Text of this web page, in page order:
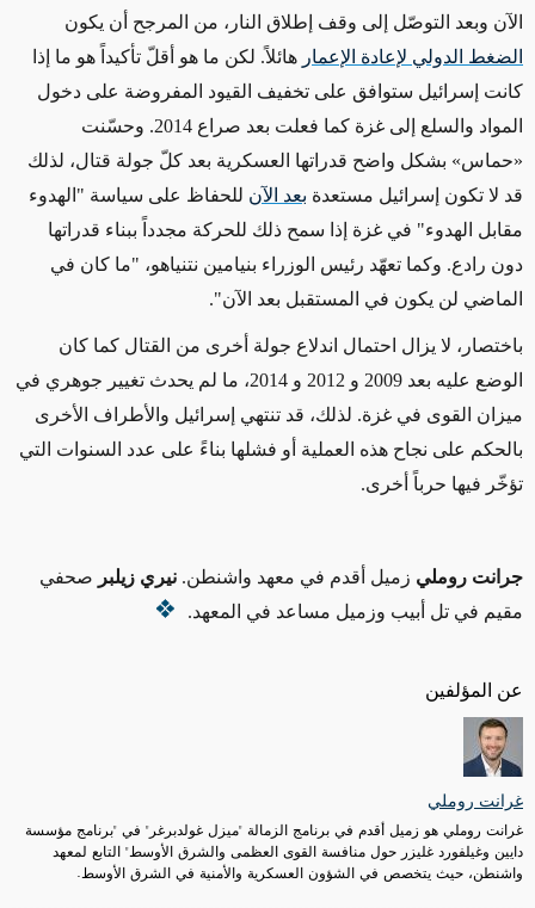
عن المؤلفين
غرانت روملي
غرانت روملي هو زميل أقدم في برنامج الزمالة "ميزل غولدبرغر" في "برنامج مؤسسة
دايين وغيلفورد غليزر حول منافسة القوى العظمى والشرق الأوسط" التابع لمعهد
واشنطن، حيث يتخصص في الشؤون العسكرية والأمنية في الشرق الأوسط.
الآن وبعد التوصّل إلى وقف إطلاق النار، من المرجح أن يكون
الضغط الدولي لإعادة الإعمار هائلاً. لكن ما هو أقلّ تأكيداً هو ما إذا
كانت إسرائيل ستوافق على تخفيف القيود المفروضة على دخول
المواد والسلع إلى غزة كما فعلت بعد صراع 2014. وحسّنت
«حماس» بشكل واضح قدراتها العسكرية بعد كلّ جولة قتال، لذلك
قد لا تكون إسرائيل مستعدة بعد الآن للحفاظ على سياسة "الهدوء
مقابل الهدوء" في غزة إذا سمح ذلك للحركة مجدداً ببناء قدراتها
دون رادع. وكما تعهّد رئيس الوزراء بنيامين نتنياهو، "ما كان في
الماضي لن يكون في المستقبل بعد الآن".
باختصار، لا يزال احتمال اندلاع جولة أخرى من القتال كما كان
الوضع عليه بعد 2009 و 2012 و 2014، ما لم يحدث تغيير جوهري في
ميزان القوى في غزة. لذلك، قد تنتهي إسرائيل والأطراف الأخرى
بالحكم على نجاح هذه العملية أو فشلها بناءً على عدد السنوات التي
تؤخّر فيها حرباً أخرى.
جرانت روملي زميل أقدم في معهد واشنطن. نيري زيلبر صحفي
مقيم في تل أبيب وزميل مساعد في المعهد.